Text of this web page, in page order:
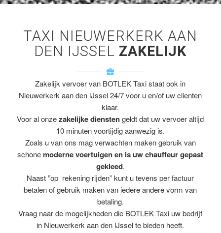
TAXI NIEUWERKERK AAN
DEN IJSSEL ZAKELIJK
Zakelijk vervoer van BOTLEK Taxi staat ook in
Nieuwerkerk aan den IJssel 24/7 voor u en/of uw clienten
klaar.
Voor al onzezakelijke dienstengeldt dat uw vervoer altijd
10 minuten voortijdig aanwezig is.
Zoals u van ons mag verwachten maken gebruik van
schone moderne voertuigen en is uw chauffeur gepast
gekleed.
Naast ”op rekening rijden” kunt u tevens per factuur
betalen of gebruik maken van iedere andere vorm van
betaling.
Vraag naar de mogelijkheden die BOTLEK Taxi uw bedrijf
in Nieuwerkerk aan den IJssel te bieden heeft.